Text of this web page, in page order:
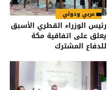
عربي ودولي
رئيس الوزراء القطري الأسبق
يعلق على اتفاقية مكة
للدفاع المشترك